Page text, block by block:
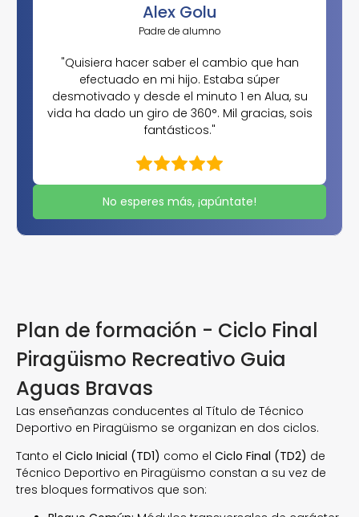
Alex Golu
Padre de alumno
"Quisiera hacer saber el cambio que han
efectuado en mi hijo. Estaba súper
desmotivado y desde el minuto 1 en Alua, su
vida ha dado un giro de 360°. Mil gracias, sois
fantásticos."
No esperes más, ¡apúntate!
Plan de formación - Ciclo Final
Piragüismo Recreativo Guia
Aguas Bravas
Las enseñanzas conducentes al Título de Técnico
Deportivo en Piragüismo se organizan en dos ciclos.
Tanto el Ciclo Inicial (TD1) como el Ciclo Final (TD2) de
Técnico Deportivo en Piragüismo constan a su vez de
tres bloques formativos que son: